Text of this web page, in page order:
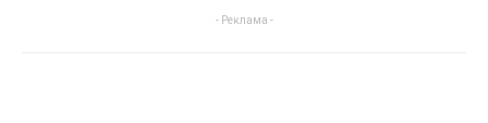
- Реклама -